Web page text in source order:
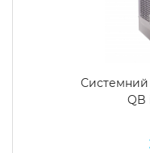
Системний
QB